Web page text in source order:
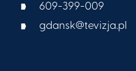
609-399-009​
gdansk@tevizja.pl